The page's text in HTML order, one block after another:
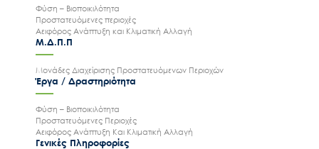
Φύση – Βιοποικιλότητα
Προστατευόμενες περιοχές
Αειφόρος Ανάπτυξη και Κλιματική Αλλαγή
Μ.Δ.Π.Π
Μονάδες Διαχείρισης Προστατευόμενων Περιοχών
Έργα / Δραστηριότητα
Φύση – Βιοποικιλότητα
Προστατευόμενες Περιοχές
Αειφόρος Ανάπτυξη Και Κλιματική Αλλαγή
Γενικές Πληροφορίες